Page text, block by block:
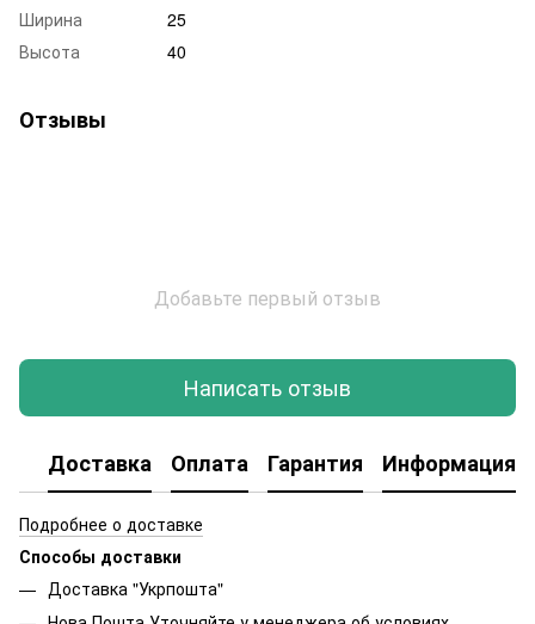
Ширина
25
Высота
40
Отзывы
Добавьте первый отзыв
Написать отзыв
Доставка Оплата Гарантия Информация
Подробнее о доставке
Способы доставки
Доставка "Укрпошта"